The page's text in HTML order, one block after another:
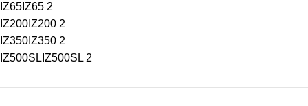
IZ65 IZ65 2
IZ200 IZ200 2
IZ350 IZ350 2
IZ500SL IZ500SL 2